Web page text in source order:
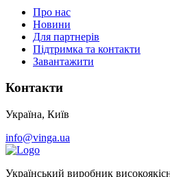
Про нас
Новини
Для партнерів
Підтримка та контакти
Завантажити
Контакти
Україна, Київ
info@vinga.ua
Український виробник